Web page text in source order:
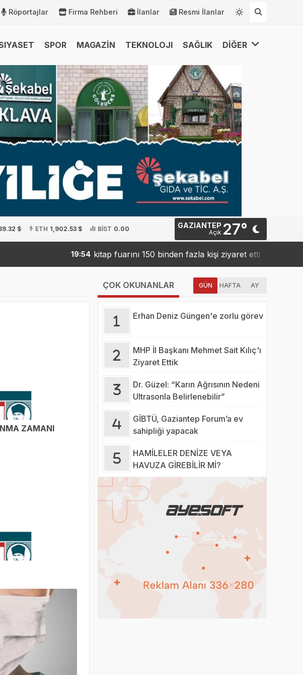
Röportajlar Firma Rehberi İlanlar Resmi İlanlar
SPOR MAGAZİN TEKNOLOJI SAĞLIK DİĞER
$ ETH 1,902.53 $ BİST 0.00 GAZIANTEP
Açık 27°
kitap fuarını 150 binden fazla kişi ziyaret etti 19:42
ZAMANI
ÇOK OKUNANLAR GÜN HAFTA AY
Erhan Deniz Güngen'e zorlu görev
MHP İl Başkanı Mehmet Sait Kılıç'ı
Ziyaret Ettik
Dr. Güzel: “Karın Ağrısının Nedeni
Ultrasonla Belirlenebilir”
GİBTÜ, Gaziantep Forum’a ev
sahipliği yapacak
HAMİLELER DENİZE VEYA
HAVUZA GİREBİLİR Mİ?